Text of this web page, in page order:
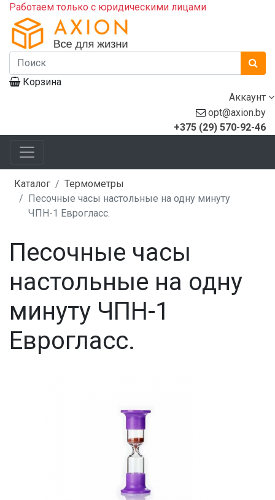
Работаем только с юридическими лицами
Корзина
Аккаунт
opt@axion.by
+375 (29) 570-92-46
Каталог
Термометры
Песочные часы настольные на одну минуту
ЧПН-1 Еврогласс.
Песочные часы
настольные на одну
минуту ЧПН-1
Еврогласс.